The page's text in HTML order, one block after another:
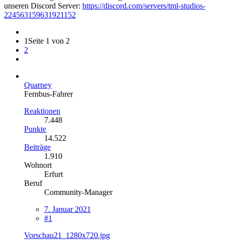
unseren Discord Server: https://discord.com/servers/tml-studios-
224563159631921152
1 Seite 1 von 2
2
Quarney
Fernbus-Fahrer
Reaktionen
7.448
Punkte
14.522
Beiträge
1.910
Wohnort
Erfurt
Beruf
Community-Manager
7. Januar 2021
#1
Vorschau21_1280x720.jpg